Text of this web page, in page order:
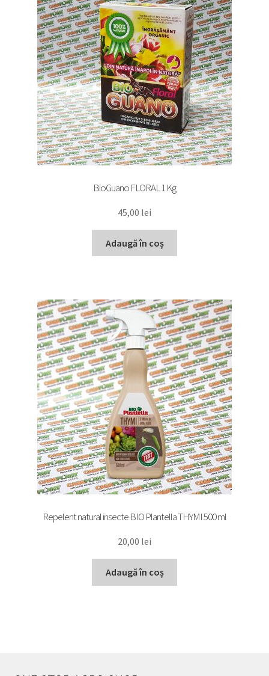
BioGuano FLORAL 1 Kg
45,00 lei
Adaugă în coș
Repelent natural insecte BIO Plantella THYMI 500 ml
20,00 lei
Adaugă în coș